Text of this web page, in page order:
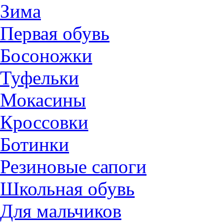
Зима
Первая обувь
Босоножки
Туфельки
Мокасины
Кроссовки
Ботинки
Резиновые сапоги
Школьная обувь
Для мальчиков